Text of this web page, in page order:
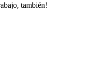
también!